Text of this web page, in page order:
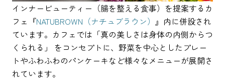
インナービューティー（腸を整える食事）を提案するカ
フェ『NATUBROWN（ナチュブラウン） 』内に併設され
ています。カフェでは「真の美しさは身体の内側からつ
くられる」 をコンセプトに、野菜を中心としたプレー
トやふわふわのパンケーキなど様々なメニューが展開さ
れています。